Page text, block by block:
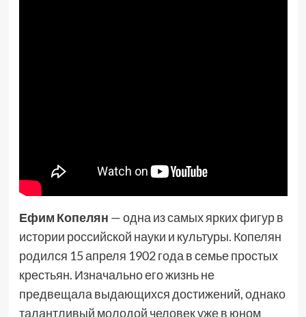
Ефим Копелян — одна из самых ярких фигур в
истории российской науки и культуры. Копелян
родился 15 апреля 1902 года в семье простых
крестьян. Изначально его жизнь не
предвещала выдающихся достижений, однако
талантливый молодой человек уже в юном